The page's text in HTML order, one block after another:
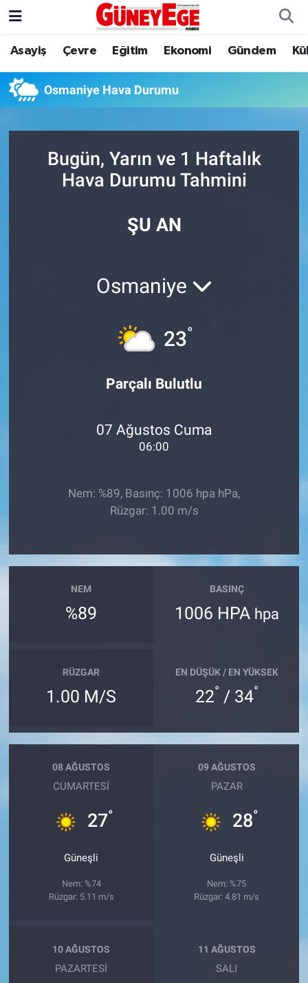
Asayiş Çevre Eğitim Ekonomi Gündem
Osmaniye Hava Durumu
Bugün, Yarın ve 1 Haftalık
Hava Durumu Tahmini
ŞU AN
Osmaniye
23°
Parçalı Bulutlu
07 Ağustos Cuma
06:00
Nem: %89, Basınç: 1006 hpa hPa,
Rüzgar: 1.00 m/s
NEM
%89
BASINÇ
1006 HPA hpa
RÜZGAR
1.00 M/S
EN DÜŞÜK / EN YÜKSEK
22° / 34°
08 AĞUSTOS
CUMARTESI
27°
Güneşli
Nem: %74
Rüzgar: 5.11 m/s
09 AĞUSTOS
PAZAR
28°
Güneşli
Nem: %75
Rüzgar: 4.81 m/s
10 AĞUSTOS
PAZARTESI
11 AĞUSTOS
SALI
Asayiş
Çevre
Ekonomi
İstanbul Hava Durumu
İstanbul Trafik Yoğunluk Haritası
Tüm Manşetler